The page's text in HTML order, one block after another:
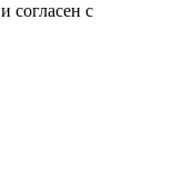
и согласен с